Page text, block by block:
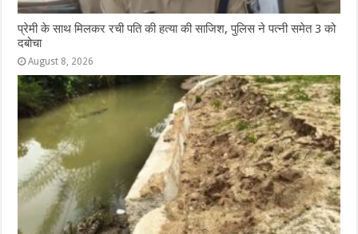
प्रेमी के साथ मिलकर रची पति की हत्या की साजिश, पुलिस ने पत्नी समेत 3 को
दबोचा
August 8, 2026